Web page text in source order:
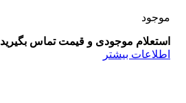
موجود
استعلام موجودی و قیمت تماس بگیرید
اطلاعات بیشتر